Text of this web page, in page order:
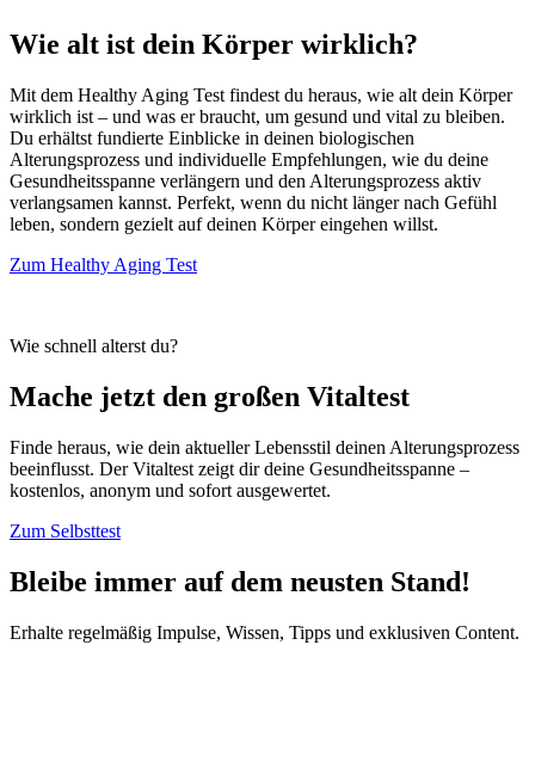
Wie alt ist dein Körper wirklich?
Mit dem Healthy Aging Test findest du heraus, wie alt dein Körper
wirklich ist – und was er braucht, um gesund und vital zu bleiben.
Du erhältst fundierte Einblicke in deinen biologischen
Alterungsprozess und individuelle Empfehlungen, wie du deine
Gesundheitsspanne verlängern und den Alterungsprozess aktiv
verlangsamen kannst. Perfekt, wenn du nicht länger nach Gefühl
leben, sondern gezielt auf deinen Körper eingehen willst.
Zum Healthy Aging Test
Wie schnell alterst du?
Mache jetzt den großen Vitaltest
Finde heraus, wie dein aktueller Lebensstil deinen Alterungsprozess
beeinflusst. Der Vitaltest zeigt dir deine Gesundheitsspanne –
kostenlos, anonym und sofort ausgewertet.
Zum Selbsttest
Bleibe immer auf dem neusten Stand!
Erhalte regelmäßig Impulse, Wissen, Tipps und exklusiven Content.